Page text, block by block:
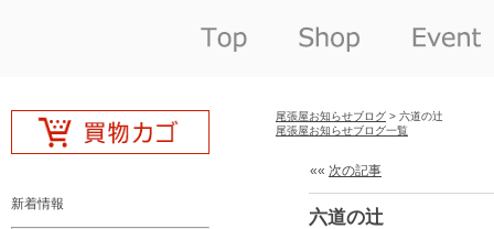
新着情報
尾張屋お知らせブログ > 六道の辻
尾張屋お知らせブログ一覧
«« 次の記事
六道の辻